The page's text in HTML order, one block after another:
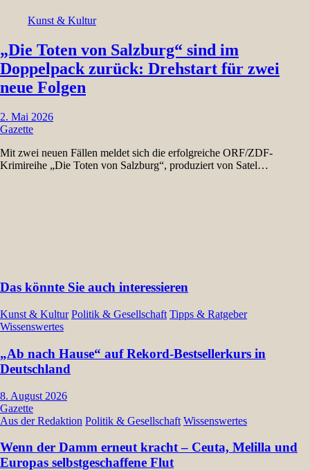
Kunst & Kultur
„Die Toten von Salzburg“ sind im
Doppelpack zurück: Drehstart für zwei
neue Folgen
2. Mai 2026
Gazette
Mit zwei neuen Fällen meldet sich die erfolgreiche ORF/ZDF-
Krimireihe „Die Toten von Salzburg“, produziert von Satel…
Das könnte Sie auch interessieren
Kunst & Kultur Politik & Gesellschaft Tipps & Ratgeber
Wissenswertes
„Ab nach Hause“ auf Rekord-Bestsellerkurs in
Deutschland
8. August 2026
Gazette
Aus der Redaktion Politik & Gesellschaft Wissenswertes
Wenn der Damm erneut kracht – Ceuta, Melilla und
Europas selbstgeschaffene Flut